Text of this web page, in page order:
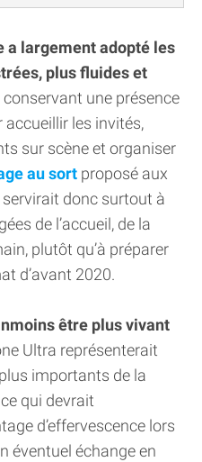
a largement adopté les
plus fluides et
conservant une présence
les invités,
sur scène et organiser
au sort proposé aux
donc surtout à
de l’accueil, de la
plutôt qu’à préparer
d’avant 2020.
être plus vivant
Ultra représenterait
importants de la
qui devrait
d’effervescence lors
éventuel échange en